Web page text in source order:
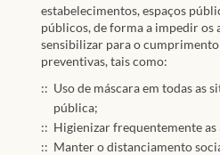
estabelecimentos, espaços
públicos, de forma a impedir os
sensibilizar para o
preventivas, tais como:
Uso de máscara em todas as
pública;
Higienizar frequentemente as
Manter o distanciamento